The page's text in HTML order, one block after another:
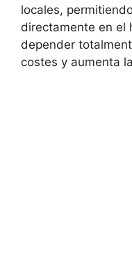
locales,
directamente en el
depender
costes y aumenta